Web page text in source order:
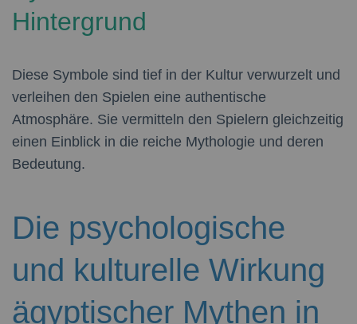
Hintergrund
Diese Symbole sind tief in der Kultur verwurzelt und
verleihen den Spielen eine authentische
Atmosphäre. Sie vermitteln den Spielern gleichzeitig
einen Einblick in die reiche Mythologie und deren
Bedeutung.
Die psychologische
und kulturelle Wirkung
ägyptischer Mythen in